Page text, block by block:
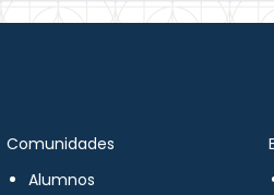
Comunidades
Alumnos